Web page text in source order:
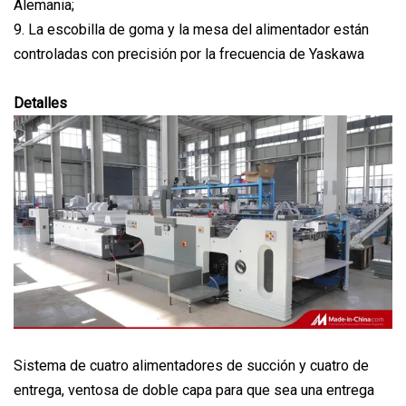
Alemania;
9. La escobilla de goma y la mesa del alimentador están
controladas con precisión por la frecuencia de Yaskawa
Detalles
Sistema de cuatro alimentadores de succión y cuatro de
entrega, ventosa de doble capa para que sea una entrega